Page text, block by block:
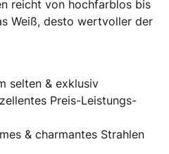
reicht von hochfarblos bis
Weiß, desto wertvoller der
selten & exklusiv
Preis-Leistungs-
& charmantes Strahlen